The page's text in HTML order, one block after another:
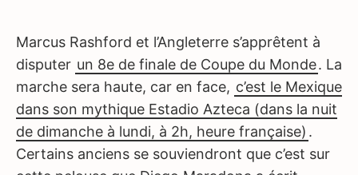
Marcus Rashford et l’Angleterre s’apprêtent à
disputer un 8e de finale de Coupe du Monde. La
marche sera haute, car en face, c’est le Mexique
dans son mythique Estadio Azteca (dans la nuit
de dimanche à lundi, à 2h, heure française) .
Certains anciens se souviendront que c’est sur